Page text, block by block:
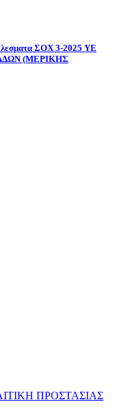
ΣΟΧ 3-2025 ΥΕ
(ΜΕΡΙΚΗΣ
ΠΡΟΣΤΑΣΙΑΣ